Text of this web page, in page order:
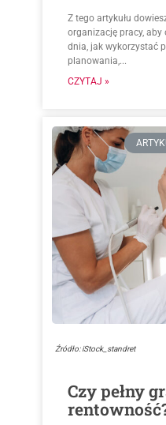
Z tego artykułu
organizację pracy,
dnia, jak wykorzystać
planowania,...
CZYTAJ »
Źródło: iStock_standret
Czy pełny